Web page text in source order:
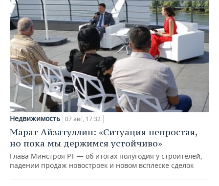
Недвижимость 07 авг, 17:32
Марат Айзатуллин: «Ситуация непростая,
но пока мы держимся устойчиво»
Глава Минстроя РТ — об итогах полугодия у строителей,
падении продаж новостроек и новом всплеске сделок